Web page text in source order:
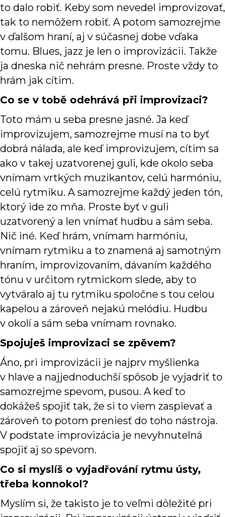
to dalo robiť. Keby som nevedel improvizovať,
tak to nemôžem robiť. A potom samozrejme
v ďalšom hraní, aj v súčasnej dobe vďaka
tomu. Blues, jazz je len o improvizácii. Takže
ja dneska nič nehrám presne. Proste vždy to
hrám jak cítim.
Co se v tobě odehrává při improvizaci?
Toto mám u seba presne jasné. Ja keď
improvizujem, samozrejme musí na to byť
dobrá nálada, ale keď improvizujem, cítim sa
ako v takej uzatvorenej guli, kde okolo seba
vnímam vrtkých muzikantov, celú harmóniu,
celú rytmiku. A samozrejme každý jeden tón,
ktorý ide zo mňa. Proste byť v guli
uzatvorený a len vnímať hudbu a sám seba.
Nič iné. Keď hrám, vnímam harmóniu,
vnímam rytmiku a to znamená aj samotným
hraním, improvizovaním, dávaním každého
tónu v určitom rytmickom slede, aby to
vytváralo aj tu rytmiku spoločne s tou celou
kapelou a zároveň nejakú melódiu. Hudbu
v okolí a sám seba vnímam rovnako.
Spojuješ improvizaci se zpěvem?
Áno, pri improvizácii je najprv myšlienka
v hlave a najjednoduchší spôsob je vyjadriť to
samozrejme spevom, pusou. A keď to
dokážeš spojiť tak, že si to viem zaspievať a
zároveň to potom preniesť do toho nástroja.
V podstate improvizácia je nevyhnutelná
spojiť aj so spevom.
Co si myslíš o vyjadřování rytmu ústy,
třeba konnokol?
Myslím si, že takisto je to veľmi dôležité pri